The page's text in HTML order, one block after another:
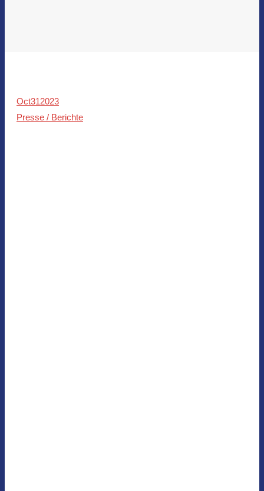
Oct312023
Presse / Berichte